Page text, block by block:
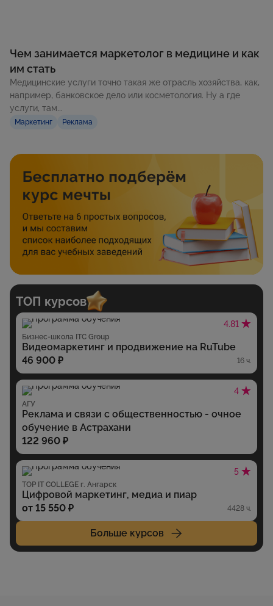
Чем занимается маркетолог в медицине и как
им стать
Медицинские услуги точно такая же отрасль хозяйства, как,
например, банковское дело или косметология. Ну а где
услуги, там...
Маркетинг Реклама
ТОП курсов
4.81
Бизнес-школа ITC Group
Видеомаркетинг и продвижение на RuTube
46 900 ₽
16 ч.
4
АГУ
Реклама и связи с общественностью - очное
обучение в Астрахани
122 960 ₽
5
TOP IT COLLEGE г. Ангарск
Цифровой маркетинг, медиа и пиар
от 15 550 ₽
4428 ч.
Больше курсов